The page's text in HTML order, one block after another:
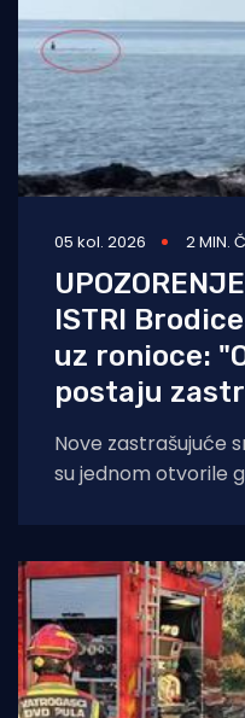
05 kol. 2026 2 MIN.
ISTRI
uz ronioce:
postaju
Nove zastrašujuće
su jednom otvorile